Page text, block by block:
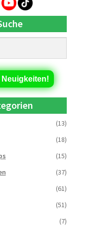
(13)
(18)
(15)
(37)
(61)
(51)
(7)